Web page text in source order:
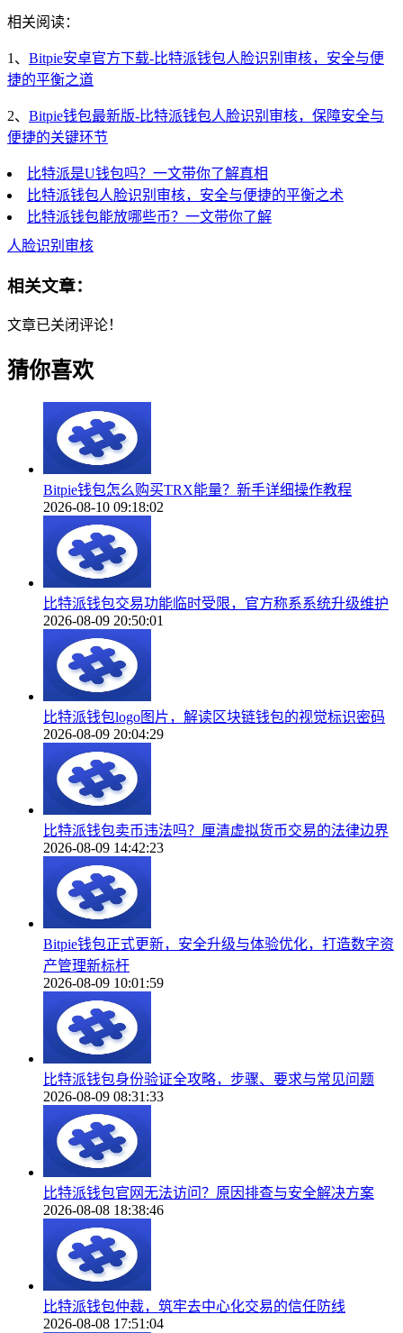
相关阅读：
1、 Bitpie安卓官方下载-比特派钱包人脸识别审核，安全与便
捷的平衡之道
2、 Bitpie钱包最新版-比特派钱包人脸识别审核，保障安全与
便捷的关键环节
比特派是U钱包吗？一文带你了解真相
比特派钱包人脸识别审核，安全与便捷的平衡之术
比特派钱包能放哪些币？一文带你了解
人脸识别审核
相关文章：
文章已关闭评论！
猜你喜欢
Bitpie钱包怎么购买TRX能量？新手详细操作教程
2026-08-10 09:18:02
比特派钱包交易功能临时受限，官方称系系统升级维护
2026-08-09 20:50:01
比特派钱包logo图片，解读区块链钱包的视觉标识密码
2026-08-09 20:04:29
比特派钱包卖币违法吗？厘清虚拟货币交易的法律边界
2026-08-09 14:42:23
Bitpie钱包正式更新，安全升级与体验优化，打造数字资
产管理新标杆
2026-08-09 10:01:59
比特派钱包身份验证全攻略，步骤、要求与常见问题
2026-08-09 08:31:33
比特派钱包官网无法访问？原因排查与安全解决方案
2026-08-08 18:38:46
比特派钱包仲裁，筑牢去中心化交易的信任防线
2026-08-08 17:51:04